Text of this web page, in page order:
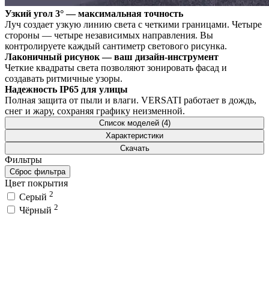
Узкий угол 3° — максимальная точность
Луч создает узкую линию света с четкими границами. Четыре
стороны — четыре независимых направления. Вы
контролируете каждый сантиметр светового рисунка.
Лаконичный рисунок — ваш дизайн-инструмент
Четкие квадраты света позволяют зонировать фасад и
создавать ритмичные узоры.
Надежность IP65 для улицы
Полная защита от пыли и влаги. VERSATI работает в дождь,
снег и жару, сохраняя графику неизменной.
Список моделей (4)
Характеристики
Скачать
Фильтры
Сброс фильтра
Цвет покрытия
Серый 2
Чёрный 2